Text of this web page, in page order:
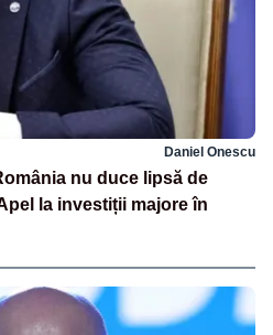
Daniel Onescu
nu duce lipsă de
la investiții majore în